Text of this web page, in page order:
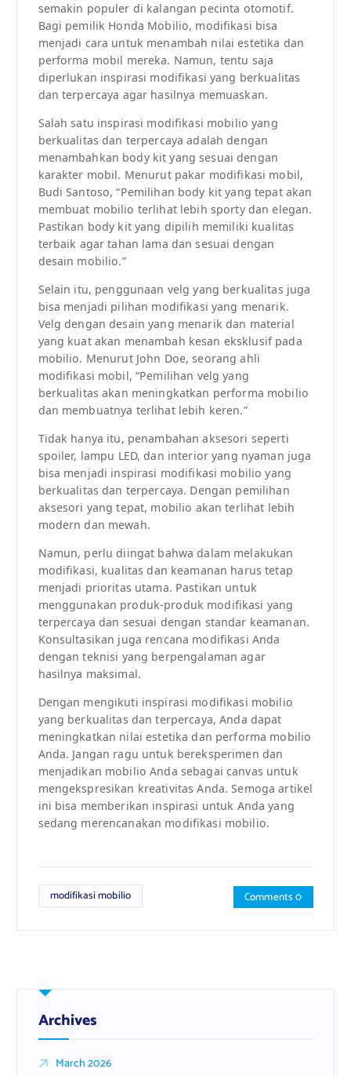
semakin populer di kalangan pecinta otomotif.
Bagi pemilik Honda Mobilio, modifikasi bisa
menjadi cara untuk menambah nilai estetika dan
performa mobil mereka. Namun, tentu saja
diperlukan inspirasi modifikasi yang berkualitas
dan terpercaya agar hasilnya memuaskan.
Salah satu inspirasi modifikasi mobilio yang
berkualitas dan terpercaya adalah dengan
menambahkan body kit yang sesuai dengan
karakter mobil. Menurut pakar modifikasi mobil,
Budi Santoso, “Pemilihan body kit yang tepat akan
membuat mobilio terlihat lebih sporty dan elegan.
Pastikan body kit yang dipilih memiliki kualitas
terbaik agar tahan lama dan sesuai dengan
desain mobilio.”
Selain itu, penggunaan velg yang berkualitas juga
bisa menjadi pilihan modifikasi yang menarik.
Velg dengan desain yang menarik dan material
yang kuat akan menambah kesan eksklusif pada
mobilio. Menurut John Doe, seorang ahli
modifikasi mobil, “Pemilihan velg yang
berkualitas akan meningkatkan performa mobilio
dan membuatnya terlihat lebih keren.”
Tidak hanya itu, penambahan aksesori seperti
spoiler, lampu LED, dan interior yang nyaman juga
bisa menjadi inspirasi modifikasi mobilio yang
berkualitas dan terpercaya. Dengan pemilihan
aksesori yang tepat, mobilio akan terlihat lebih
modern dan mewah.
Namun, perlu diingat bahwa dalam melakukan
modifikasi, kualitas dan keamanan harus tetap
menjadi prioritas utama. Pastikan untuk
menggunakan produk-produk modifikasi yang
terpercaya dan sesuai dengan standar keamanan.
Konsultasikan juga rencana modifikasi Anda
dengan teknisi yang berpengalaman agar
hasilnya maksimal.
Dengan mengikuti inspirasi modifikasi mobilio
yang berkualitas dan terpercaya, Anda dapat
meningkatkan nilai estetika dan performa mobilio
Anda. Jangan ragu untuk bereksperimen dan
menjadikan mobilio Anda sebagai canvas untuk
mengekspresikan kreativitas Anda. Semoga artikel
ini bisa memberikan inspirasi untuk Anda yang
sedang merencanakan modifikasi mobilio.
modifikasi mobilio Comments 0
Archives
March 2026